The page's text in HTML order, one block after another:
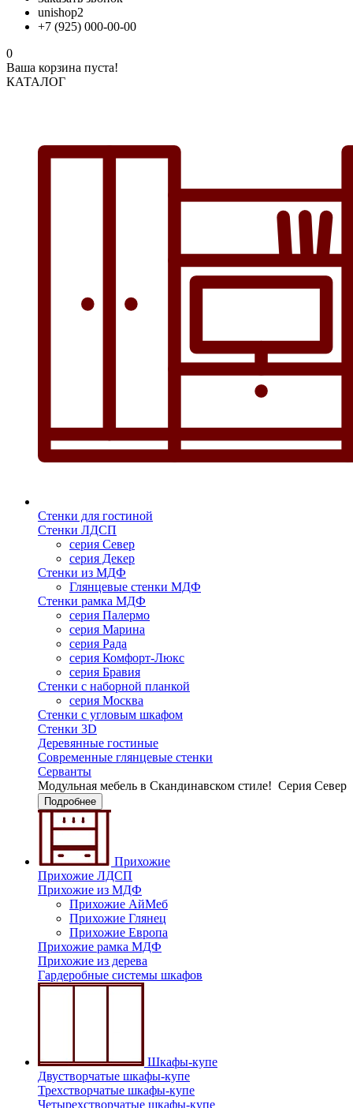
unishop2
+7 (925) 000-00-00
0
Ваша корзина пуста!
КАТАЛОГ
Стенки для гостиной
Стенки ЛДСП
серия Север
серия Декер
Стенки из МДФ
Глянцевые стенки МДФ
Стенки рамка МДФ
серия Палермо
серия Марина
серия Рада
серия Комфорт-Люкс
серия Бравия
Стенки с наборной планкой
серия Москва
Стенки с угловым шкафом
Стенки 3D
Деревянные гостиные
Современные глянцевые стенки
Серванты
Модульная мебель в Скандинавском стиле! Серия Север
Подробнее
Прихожие
Прихожие ЛДСП
Прихожие из МДФ
Прихожие АйМеб
Прихожие Глянец
Прихожие Европа
Прихожие рамка МДФ
Прихожие из дерева
Гардеробные системы шкафов
Шкафы-купе
Двустворчатые шкафы-купе
Трехстворчатые шкафы-купе
Четырехстворчатые шкафы-купе